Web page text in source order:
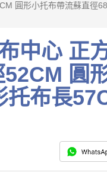
圓形小托布帶流蘇直徑
中心 正
圓
托布長